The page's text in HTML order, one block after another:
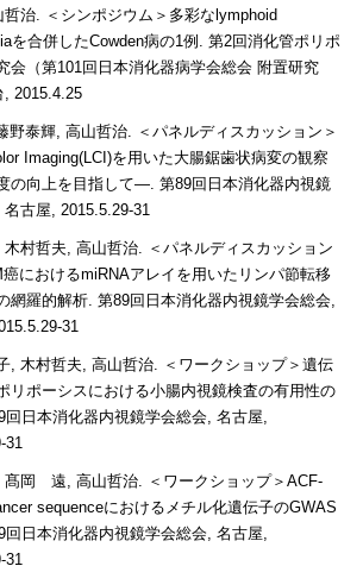
哲治. ＜シンポジウム＞多彩なlymphoid
を合併したCowden病の1例. 第2回消化管ポリポ
会（第101回日本消化器病学会総会 附置研究
2015.4.25
野泰輝, 高山哲治. ＜パネルディスカッション＞
Imaging(LCI)を用いた大腸鋸歯状病変の観察
の向上を目指して―. 第89回日本消化器内視鏡
古屋, 2015.5.29-31
村哲夫, 高山哲治. ＜パネルディスカッション
癌におけるmiRNAアレイを用いたリンパ節転移
網羅的解析. 第89回日本消化器内視鏡学会総会,
31
, 木村哲夫, 高山哲治. ＜ワークショップ＞遺伝
リポーシスにおける小腸内視鏡検査の有用性の
回日本消化器内視鏡学会総会, 名古屋,
31
髙岡 遠, 高山哲治. ＜ワークショップ＞ACF-
sequenceにおけるメチル化遺伝子のGWAS
回日本消化器内視鏡学会総会, 名古屋,
31